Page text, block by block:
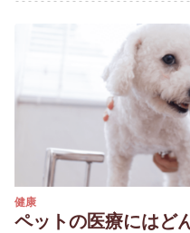
健康
ペットの医療にはど